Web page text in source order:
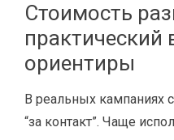
Стоимость
практический
ориентиры
В реальных кампаниях
“за контакт”. Чаще